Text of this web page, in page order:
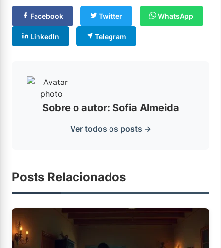
Facebook Twitter WhatsApp
LinkedIn Telegram
Sobre o autor: Sofia Almeida
Ver todos os posts →
Posts Relacionados